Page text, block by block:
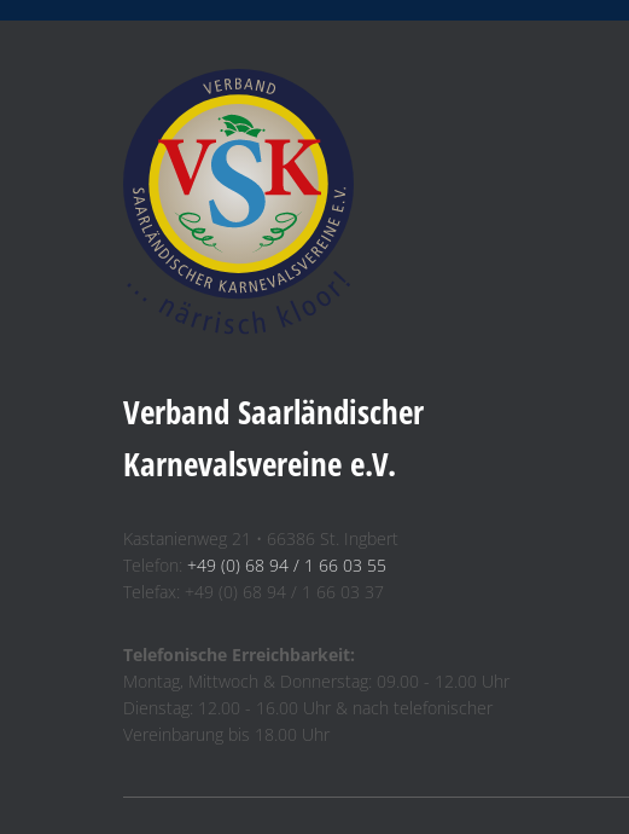
Verband Saarländischer
Karnevalsvereine e.V.
Kastanienweg 21 • 66386 St. Ingbert
Telefon: +49 (0) 68 94 / 1 66 03 55
Telefax: +49 (0) 68 94 / 1 66 03 37
Telefonische Erreichbarkeit:
Montag, Mittwoch & Donnerstag: 09.00 - 12.00 Uhr
Dienstag: 12.00 - 16.00 Uhr & nach telefonischer
Vereinbarung bis 18.00 Uhr